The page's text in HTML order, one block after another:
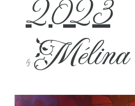
2023
by :Mélina